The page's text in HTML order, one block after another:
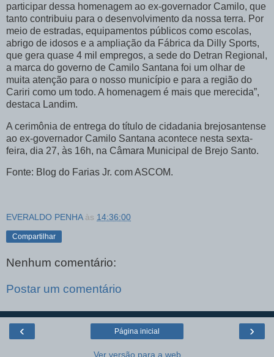
participar dessa homenagem ao ex-governador Camilo, que
tanto contribuiu para o desenvolvimento da nossa terra. Por
meio de estradas, equipamentos públicos como escolas,
abrigo de idosos e a ampliação da Fábrica da Dilly Sports,
que gera quase 4 mil empregos, a sede do Detran Regional,
a marca do governo de Camilo Santana foi um olhar de
muita atenção para o nosso município e para a região do
Cariri como um todo. A homenagem é mais que merecida”,
destaca Landim.
A cerimônia de entrega do título de cidadania brejosantense
ao ex-governador Camilo Santana acontece nesta sexta-
feira, dia 27, às 16h, na Câmara Municipal de Brejo Santo.
Fonte: Blog do Farias Jr. com ASCOM.
EVERALDO PENHA às 14:36:00
Compartilhar
Nenhum comentário:
Postar um comentário
‹ ›
Página inicial
Ver versão para a web